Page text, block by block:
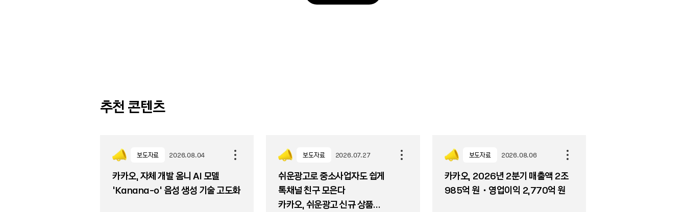
추천 콘텐츠
보도자료 2026.08.04
카카오, 자체 개발 옴니 AI 모델
‘Kanana-o’ 음성 생성 기술 고도화
보도자료 2026.07.27
쉬운광고로 중소사업자도 쉽게
톡채널 친구 모은다
카카오, 쉬운광고 신규 상품
보도자료 2026.08.06
카카오, 2026년 2분기 매출액 2조
985억 원・영업이익 2,770억 원